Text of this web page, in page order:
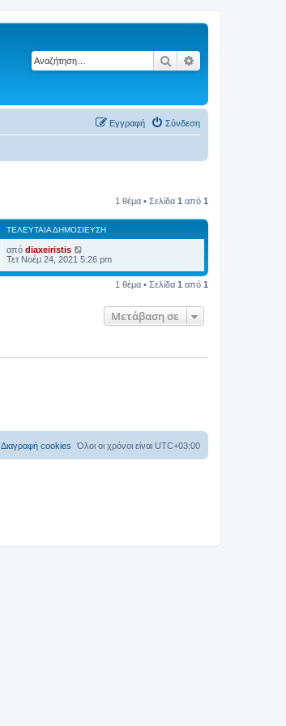
Αναζήτηση
Σύνδεση
Εγγραφή
1 θέμα • Σελίδα 1 από 1
ΤΕΛΕΥΤΑΊΑ ΔΗΜΟΣΊΕΥΣΗ
από diaxeiristis
Τετ Νοέμ 24, 2021 5:26 pm
1 θέμα • Σελίδα 1 από 1
Μετάβαση σε
Όλοι οι χρόνοι είναι UTC+03:00
Διαγραφή cookies